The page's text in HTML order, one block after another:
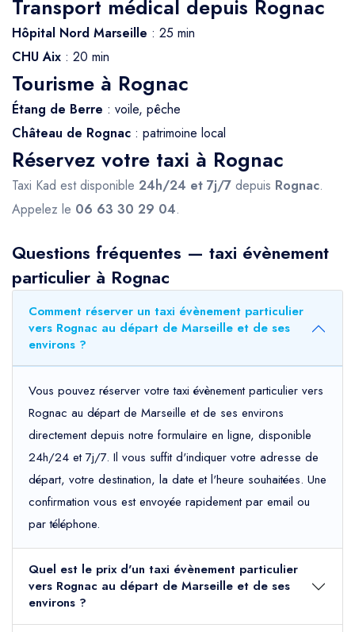
Transport médical depuis Rognac
Hôpital Nord Marseille : 25 min
CHU Aix : 20 min
Tourisme à Rognac
Étang de Berre : voile, pêche
Château de Rognac : patrimoine local
Réservez votre taxi à Rognac
Taxi Kad est disponible 24h/24 et 7j/7 depuis Rognac.
Appelez le 06 63 30 29 04.
Questions fréquentes — taxi évènement
particulier à Rognac
Comment réserver un taxi évènement particulier
vers Rognac au départ de Marseille et de ses
environs ?
Vous pouvez réserver votre taxi évènement particulier vers
Rognac au départ de Marseille et de ses environs
directement depuis notre formulaire en ligne, disponible
24h/24 et 7j/7. Il vous suffit d'indiquer votre adresse de
départ, votre destination, la date et l'heure souhaitées. Une
confirmation vous est envoyée rapidement par email ou
par téléphone.
Quel est le prix d'un taxi évènement particulier
vers Rognac au départ de Marseille et de ses
environs ?